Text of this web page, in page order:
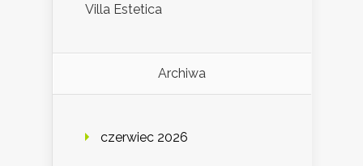
Villa Estetica
Archiwa
czerwiec 2026